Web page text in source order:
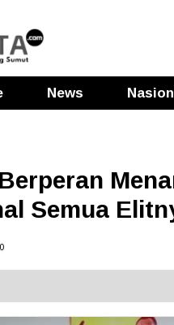
News
Semua